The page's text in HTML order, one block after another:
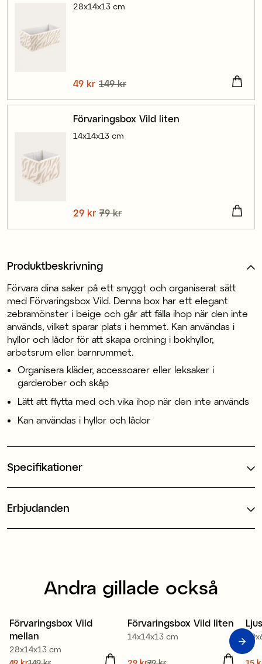
28x14x13 cm
Nuvarande pris
49 kr 149 kr
Förvaringsbox Vild liten
14x14x13 cm
Nuvarande pris 79 kr
29 kr 79 kr
Produktbeskrivning
Förvara dina saker på ett snyggt och organiserat sätt
med Förvaringsbox Vild. Denna box har ett elegant
zebramönster i beige och går att fälla ihop när den inte
används, vilket sparar plats i hemmet. Kan användas i
hyllor och lådor för att skapa ordning i bokhyllor,
arbetsrum eller barnrummet.
Organisera kläder, accessoarer eller leksaker i
garderober och skåp
Lätt att flytta med och vika ihop när den inte används
Kan användas i hyllor och lådor
Specifikationer
Erbjudanden
Andra gillade också
Sale
Förvaringsbox Vild
mellan
28x14x13 cm
Sale
Förvaringsbox Vild liten
14x14x13 cm